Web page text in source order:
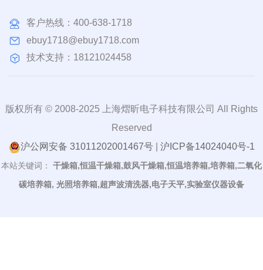
客户热线： 400-638-1718
ebuy1718@ebuy1718.com
技术支持：18121024458
版权所有 © 2008-2025 上海熠昕电子科技有限公司 All Rights
Reserved
沪公网安备 31011202001467号| 沪ICP备14024040号-1
本站关键词：
干燥箱,恒温干燥箱,鼓风干燥箱,恒温培养箱,培养箱,二氧化
碳培养箱, 光照培养箱,超声波清洗器,电子天平,实验室仪器设备